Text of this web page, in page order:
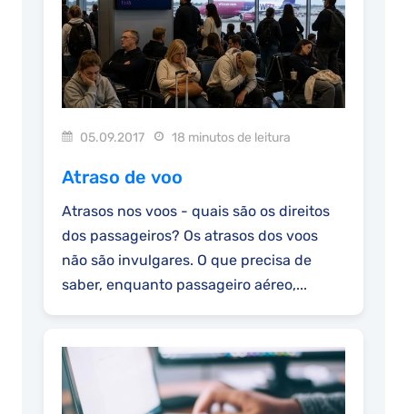
05.09.2017 18 minutos de leitura
Atraso de voo
Atrasos nos voos - quais são os direitos
dos passageiros? Os atrasos dos voos
não são invulgares. O que precisa de
saber, enquanto passageiro aéreo,...